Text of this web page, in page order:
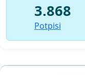
3.868
Potpisi